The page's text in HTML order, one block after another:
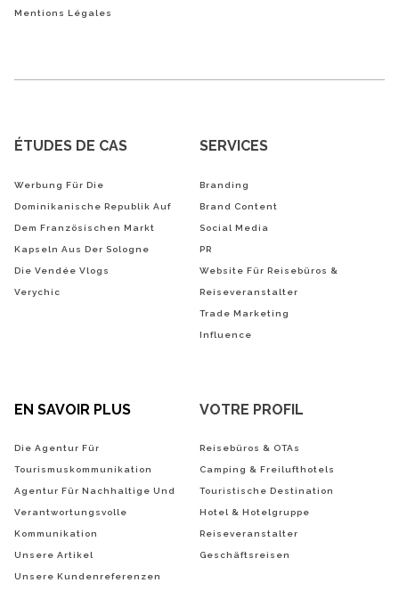
Mentions Légales
ÉTUDES DE CAS
Werbung Für Die
Dominikanische Republik Auf
Dem Französischen Markt
Kapseln Aus Der Sologne
Die Vendée Vlogs
Verychic
SERVICES
Branding
Brand Content
Social Media
PR
Website Für Reisebüros &
Reiseveranstalter
Trade Marketing
Influence
EN SAVOIR PLUS
Die Agentur Für
Tourismuskommunikation
Agentur Für Nachhaltige Und
Verantwortungsvolle
Kommunikation
Unsere Artikel
Unsere Kundenreferenzen
VOTRE PROFIL
Reisebüros & OTAs
Camping & Freilufthotels
Touristische Destination
Hotel & Hotelgruppe
Reiseveranstalter
Geschäftsreisen